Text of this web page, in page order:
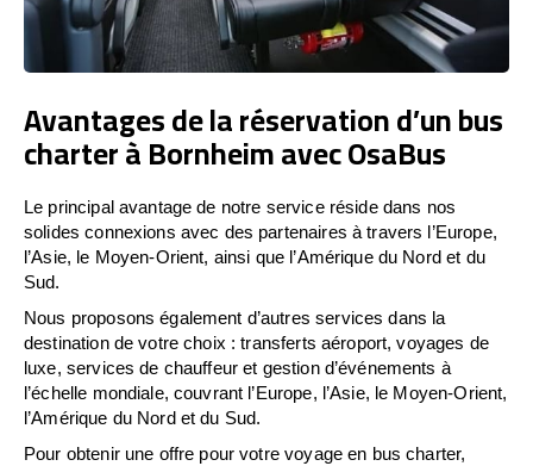
Avantages de la réservation d’un bus
charter à Bornheim avec OsaBus
Le principal avantage de notre service réside dans nos
solides connexions avec des partenaires à travers l’Europe,
l’Asie, le Moyen-Orient, ainsi que l’Amérique du Nord et du
Sud.
Nous proposons également d’autres services dans la
destination de votre choix : transferts aéroport, voyages de
luxe, services de chauffeur et gestion d’événements à
l’échelle mondiale, couvrant l’Europe, l’Asie, le Moyen-Orient,
l’Amérique du Nord et du Sud.
Pour obtenir une offre pour votre voyage en bus charter,